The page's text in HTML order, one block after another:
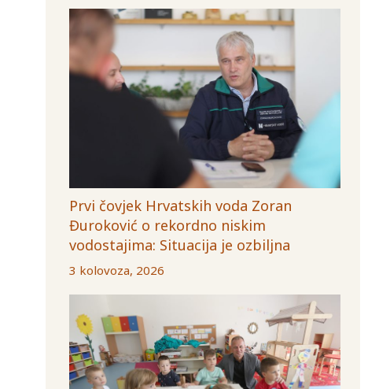
Prvi čovjek Hrvatskih voda Zoran
Đuroković o rekordno niskim
vodostajima: Situacija je ozbiljna
3 kolovoza, 2026